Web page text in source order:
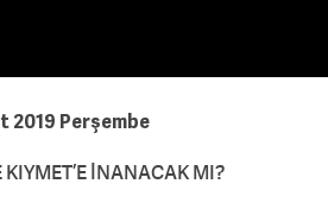
2019 Perşembe
İNANACAK MI?